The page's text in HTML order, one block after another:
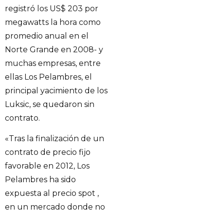
registró los US$ 203 por
megawatts la hora como
promedio anual en el
Norte Grande en 2008- y
muchas empresas, entre
ellas Los Pelambres, el
principal yacimiento de los
Luksic, se quedaron sin
contrato.
«Tras la finalización de un
contrato de precio fijo
favorable en 2012, Los
Pelambres ha sido
expuesta al precio spot ,
en un mercado donde no